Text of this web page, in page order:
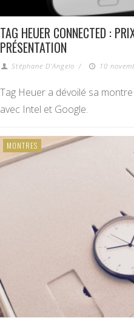
TAG HEUER CONNECTED :
PRÉSENTATION
Stéphane D'Angelo / 10
Tag Heuer a dévoilé sa
avec Intel et Google.
MONTRES